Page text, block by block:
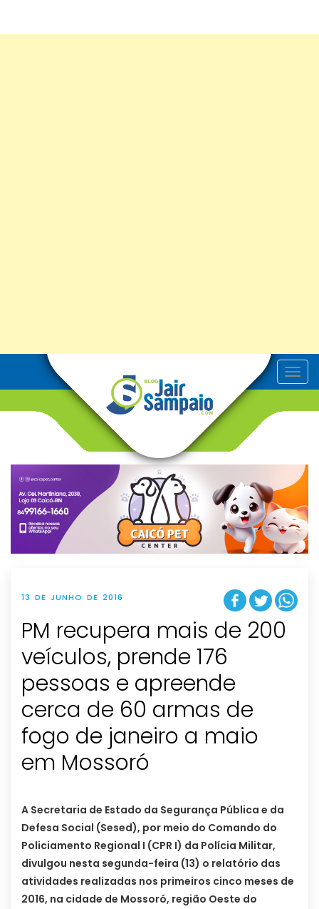
T
o
v
g
t
i
o
n
13 DE JUNHO DE 2016
PM recupera mais de 200
veículos, prende 176
pessoas e apreende
cerca de 60 armas de
fogo de janeiro a maio
A Secretaria de Estado da Segurança Pública e da
Defesa Social (Sesed), por meio do Comando do
Policiamento Regional I (CPR I) da Polícia Militar,
divulgou nesta segunda-feira (13) o relatório das
atividades realizadas nos primeiros cinco meses de
2016, na cidade de Mossoró, região Oeste do